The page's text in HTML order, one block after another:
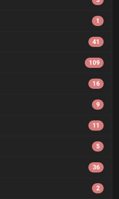
1
41
109
16
9
11
5
36
2